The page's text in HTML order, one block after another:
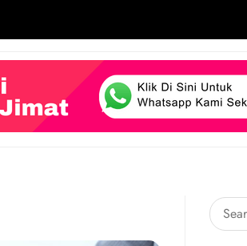
Search
for: